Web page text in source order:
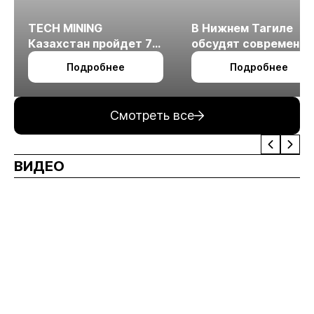
TECH MINING
Казахстан пройдет 7
октября в Алматы
Подробнее
В Нижнем Тагиле
обсудят
технологии
измельчения
Подробнее
Смотреть все
ВИДЕО